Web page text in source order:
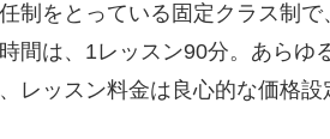
制をとっている固定クラス制で
間は、1レッスン90分。あらゆ
レッスン料金は良心的な価格設